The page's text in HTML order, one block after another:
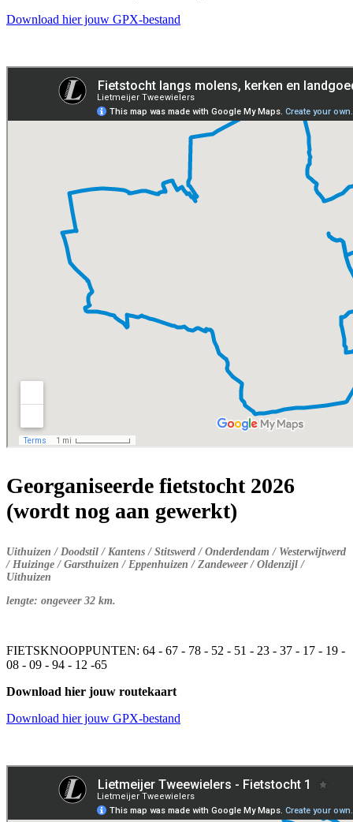
Download hier jouw GPX-bestand
Georganiseerde fietstocht 2026
(wordt nog aan gewerkt)
Uithuizen / Doodstil / Kantens / Stitswerd / Onderdendam / Westerwijtwerd
/ Huizinge / Garsthuizen / Eppenhuizen / Zandeweer / Oldenzijl /
Uithuizen
lengte: ongeveer 32 km.
FIETSKNOOPPUNTEN: 64 - 67 - 78 - 52 - 51 - 23 - 37 - 17 - 19 -
08 - 09 - 94 - 12 -65
Download hier jouw routekaart
Download hier jouw GPX-bestand